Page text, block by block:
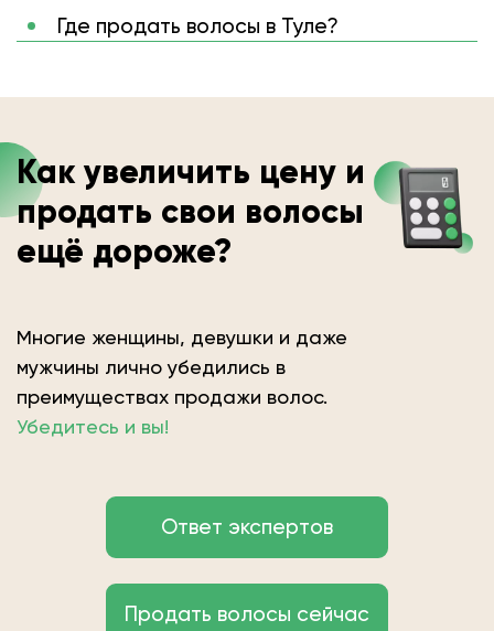
Где продать волосы в Туле?
Как увеличить цену и
продать свои волосы
ещё дороже?
Многие женщины, девушки и даже
мужчины лично убедились в
преимуществах продажи волос.
Убедитесь и вы!
Ответ экспертов
Продать волосы сейчас